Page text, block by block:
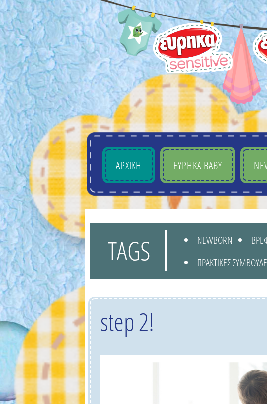
ΑΡΧΙΚΗ EYΡHKA BABY
TAGS NEWBORN
ΠΡΑΚΤΙΚΕΣ
step 2!